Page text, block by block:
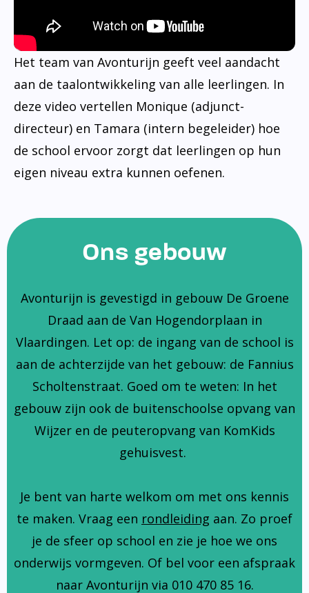
Het team van Avonturijn geeft veel aandacht
aan de taalontwikkeling van alle leerlingen. In
deze video vertellen Monique (adjunct-
directeur) en Tamara (intern begeleider) hoe
de school ervoor zorgt dat leerlingen op hun
eigen niveau extra kunnen oefenen.
Ons gebouw
Avonturijn is gevestigd in gebouw De Groene
Draad aan de Van Hogendorplaan in
Vlaardingen. Let op: de ingang van de school is
aan de achterzijde van het gebouw: de Fannius
Scholtenstraat. Goed om te weten: In het
gebouw zijn ook de buitenschoolse opvang van
Wijzer en de peuteropvang van KomKids
gehuisvest.
Je bent van harte welkom om met ons kennis
te maken. Vraag een rondleiding aan. Zo proef
je de sfeer op school en zie je hoe we ons
onderwijs vormgeven. Of bel voor een afspraak
naar Avonturijn via 010 470 85 16.